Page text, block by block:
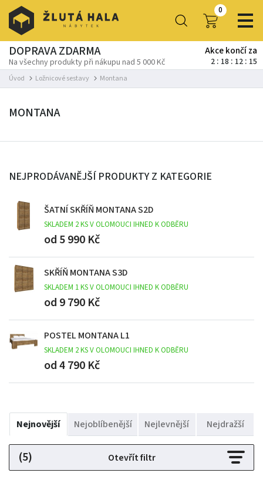
0
DOPRAVA ZDARMA
Na všechny produkty při nákupu nad 5 000 Kč
Akce končí za
2 18 12 14
Úvod Ložnicové sestavy Montana
MONTANA
NEJPRODÁVANĚJŠÍ PRODUKTY Z KATEGORIE
ŠATNÍ SKŘÍŇ MONTANA S2D
SKLADEM 2 KS V OLOMOUCI IHNED K ODBĚRU
od 5 990 Kč
SKŘÍŇ MONTANA S3D
SKLADEM 1 KS V OLOMOUCI IHNED K ODBĚRU
od 9 790 Kč
POSTEL MONTANA L1
SKLADEM 2 KS V OLOMOUCI IHNED K ODBĚRU
od 4 790 Kč
Nejnovější Nejoblíbenější Nejlevnější Nejdražší
(5) Otevřít filtr